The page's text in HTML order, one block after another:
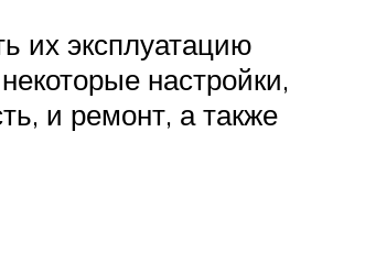
их эксплуатацию
настройки,
и ремонт, а также